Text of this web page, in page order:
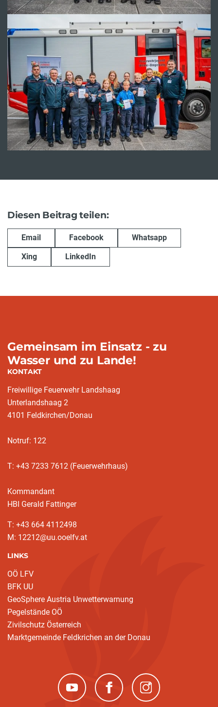
Diesen Beitrag teilen:
Email Facebook Whatsapp
Xing LinkedIn
Gemeinsam im Einsatz - zu
Wasser und zu Lande!
KONTAKT
Freiwillige Feuerwehr Landshaag
Unterlandshaag 2
4101 Feldkirchen/Donau
Notruf: 122
T: +43 7233 7612 (Feuerwehrhaus)
Kommandant
HBI Gerald Fattinger
T: +43 664 4112498
M: 12212@uu.ooelfv.at
LINKS
OÖ LFV
BFK UU
GeoSphere Austria Unwetterwarnung
Pegelstände OÖ
Zivilschutz Österreich
Marktgemeinde Feldkrichen an der Donau
(neues Fenster)(neues Fenster)(neues Fenster)